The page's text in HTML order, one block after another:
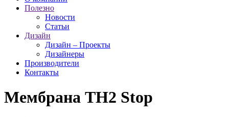
Полезно
Новости
Статьи
Дизайн
Дизайн – Проекты
Дизайнеры
Производители
Контакты
Мембрана TH2 Stop